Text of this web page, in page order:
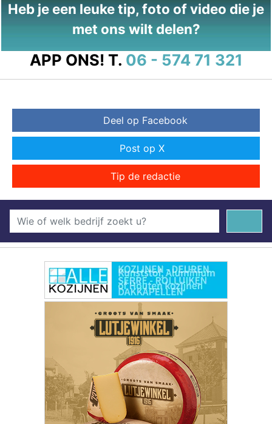
Heb je een leuke tip, foto of video die je
met ons wilt delen?
APP ONS! T. 06 - 574 71 321
Deel op Facebook
Post op X
Tip de redactie